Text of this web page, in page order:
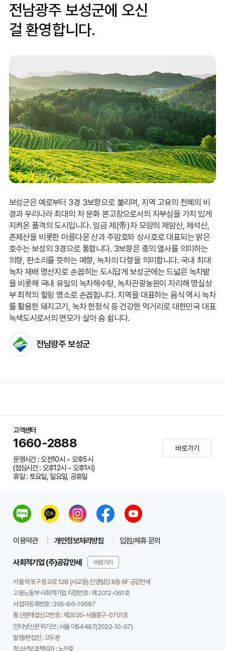
전남광주 보성군에 오신
걸 환영합니다.
보성군은 예로부터 3경 3보향으로 불리며, 지역 고유의 천혜의 비
경과 우리나라 최대의 차 문화 본고장으로서의 자부심을 가치 있게
지켜온 품격의 도시입니다. 임금 제(帝)자 모양의 제암산, 제석산,
존제산을 비롯한 아름다운 산과 주암호와 상사호로 대표되는 맑은
호수는 보성의 3경으로 통합니다. 3보향은 충의 열사를 의미하는
의향, 판소리를 뜻하는 예향, 녹차의 다향을 의미합니다. 국내 최대
녹차 재배 명산지로 손꼽히는 도시답게 보성군에는 드넓은 녹차밭
을 비롯해 국내 유일의 녹차해수탕, 녹차관광농원이 자리해 명실상
부 최적의 힐링 명소로 손꼽힙니다. 지역을 대표하는 음식 역시 녹차
를 활용한 돼지고기, 녹차 한정식 등 건강한 먹거리로 대한민국 대표
녹색도시로서의 면모가 살아 숨 쉽니다.
전남광주 보성군
고객센터
1660-2888
운영시간 : 오전10시 ~ 오후5시
(점심시간 : 오후12시 ~ 오후1시)
휴일 : 토요일, 일요일, 공휴일
바로가기
이용약관 개인정보처리방침 입점/제휴 문의
사회적기업 (주)공감만세 바로가기
서울 마포구 동교로 128 (서교동) 진영빌딩 B동 6F 공감만세
고용노동부 사회적기업 지정번호 : 제 2012-061호
사업자등록번호 :305-86-10687
통신판매업신고번호 :제2020-서울중구-0701호
인터넷신문 위기브 :서울 아54487(2022-10-07)
발행/편집인 :고두환
청소년보호책임자 :노진호